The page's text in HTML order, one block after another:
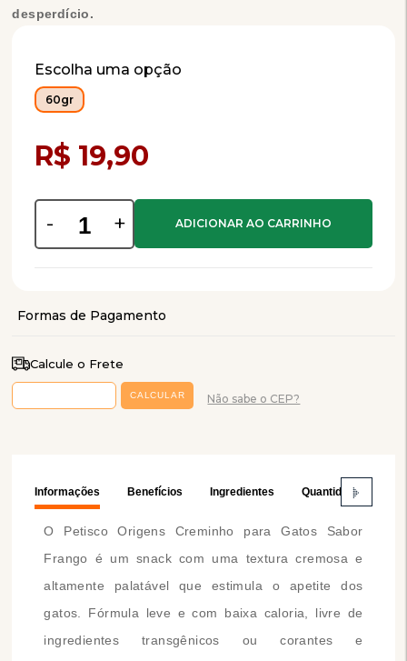
desperdício.
Escolha uma opção
60gr
R$ 19,90
- +
Calcule o Frete
Não sabe o CEP?
Informações Benefícios Ingredientes Quantidade
O Petisco Origens Creminho para Gatos Sabor
Frango é um snack com uma textura cremosa e
altamente palatável que estimula o apetite dos
gatos. Fórmula leve e com baixa caloria, livre de
ingredientes transgênicos ou corantes e